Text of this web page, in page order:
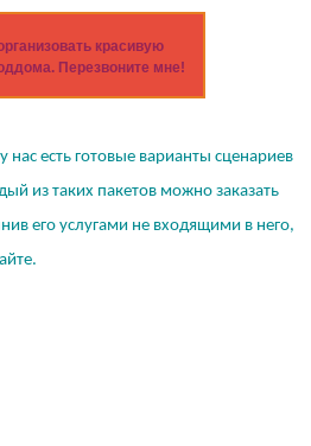
красивую
Перезвоните мне!
есть готовые варианты сценариев
из таких пакетов можно заказать
его услугами не входящими в него,